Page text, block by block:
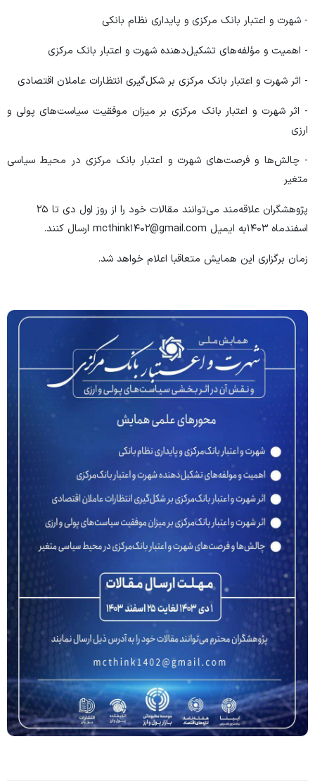
- شهرت و اعتبار بانک مرکزی و پایداری نظام بانکی
- اهمیت و مؤلفه‌های تشکیل‌دهنده شهرت و اعتبار بانک مرکزی
- اثر شهرت و اعتبار بانک مرکزی بر شکل‌گیری انتظارات عاملان اقتصادی
- اثر شهرت و اعتبار بانک مرکزی بر میزان موفقیت سیاست‌های پولی و
ارزی
- چالش‌ها و فرصت‌های شهرت و اعتبار بانک مرکزی در محیط سیاسی
متغیر
پژوهشگران علاقه‌مند می‌توانند مقالات خود را از روز اول دی تا ۲۵
اسفندماه ۱۴۰۳به ایمیل mcthink۱۴۰۲@gmail.com ارسال کنند.
زمان برگزاری این همایش متعاقبا اعلام خواهد شد.